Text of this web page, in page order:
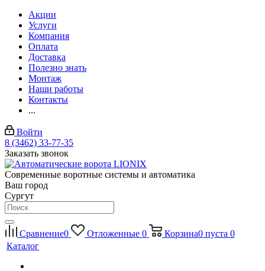
Акции
Услуги
Компания
Оплата
Доставка
Полезно знать
Монтаж
Наши работы
Контакты
...
Войти
8 (3462) 33-77-35
Заказать звонок
Современные воротные системы и автоматика
Ваш город
Сургут
Сравнение0 Отложенные 0 Корзина0 пуста 0
Каталог